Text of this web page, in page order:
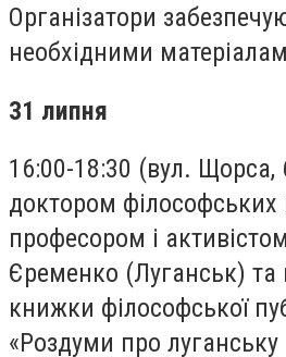
Організатори
необхідними
31 липня
16:00-18:30 (вул. Щорса,
доктором філософських
професором і
Єременко (Луганськ) та
книжки філософської
«Роздуми про